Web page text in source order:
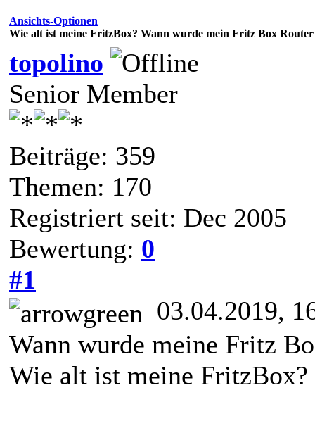
Ansichts-Optionen
Wie alt ist meine FritzBox? Wann wurde mein Fritz Box Router
topolino
Senior Member
Beiträge: 359
Themen: 170
Registriert seit: Dec 2005
Bewertung: 0
#1
03.04.2019,
Wann wurde meine Fritz
Wie alt ist meine FritzBox?